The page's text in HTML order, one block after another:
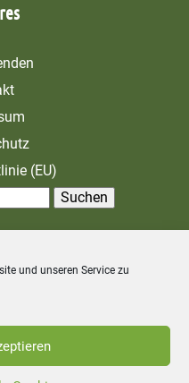
und unseren Service zu
(EU)